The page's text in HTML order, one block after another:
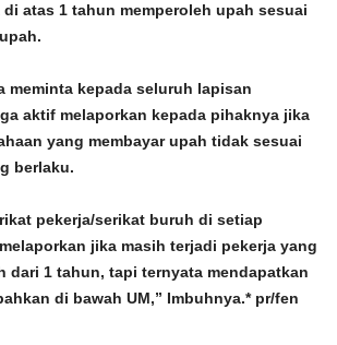
atas 1 tahun memperoleh upah sesuai
meminta kepada seluruh lapisan
aktif melaporkan kepada pihaknya jika
yang membayar upah tidak sesuai
berlaku.
pekerja/serikat buruh di setiap
jika masih terjadi pekerja yang
dari 1 tahun, tapi ternyata mendapatkan
di bawah UM,” Imbuhnya.* pr/fen